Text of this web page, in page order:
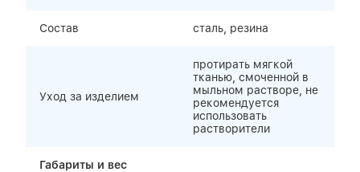
Состав сталь, резина
Уход за изделием
протирать мягкой
тканью, смоченной в
мыльном растворе, не
рекомендуется
использовать
растворители
Габариты и вес